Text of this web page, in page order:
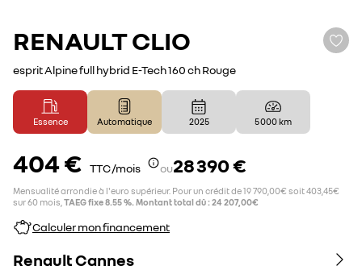
RENAULTCLIO
esprit Alpine full hybrid E-Tech 160 ch Rouge
Essence Automatique 2025 5 000 km
404 € TTC /mois ou28 390 €
Mensualité arrondie à l'euro supérieur. Pour un crédit de 19 790,00€ soit 403,45€
sur 60 mois, TAEG fixe 8.55 %. Montant total dû : 24 207,00€
Calculer mon financement
Renault Cannes